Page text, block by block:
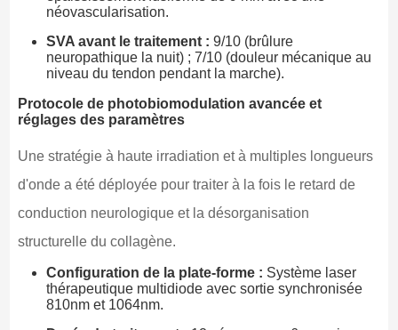
néovascularisation.
SVA avant le traitement : 9/10 (brûlure
neuropathique la nuit) ; 7/10 (douleur mécanique au
niveau du tendon pendant la marche).
Protocole de photobiomodulation avancée et
réglages des paramètres
Une stratégie à haute irradiation et à multiples longueurs
d'onde a été déployée pour traiter à la fois le retard de
conduction neurologique et la désorganisation
structurelle du collagène.
Configuration de la plate-forme : Système laser
thérapeutique multidiode avec sortie synchronisée
810nm et 1064nm.